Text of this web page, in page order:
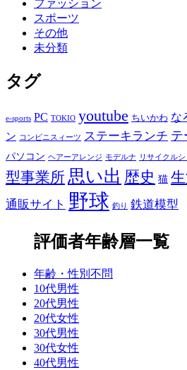
ファッション
スポーツ
その他
未分類
タグ
e-sports PC TOKIO youtube ちいかわ な
ン
コンビニスィーツ ステーキランチ テ
パソコン ヘアーアレンジ モデルナ リサイクル
型事業所 思い出 歴史 猫
通販サイト 野球 釣り 鉄道模型
評価者年齢層一覧
年齢・性別不問
10代男性
20代男性
20代女性
30代男性
30代女性
40代男性